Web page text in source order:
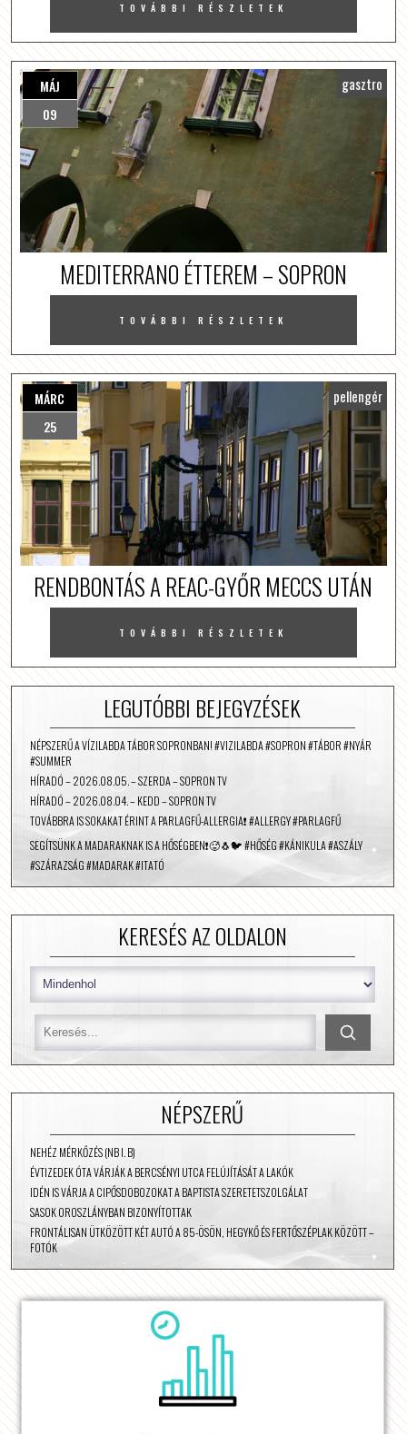
TOVÁBBI RÉSZLETEK
MÁJ
09
gasztro
MEDITERRANO ÉTTEREM – SOPRON
TOVÁBBI RÉSZLETEK
MÁRC
25
pellengér
RENDBONTÁS A REAC-GYŐR MECCS UTÁN
TOVÁBBI RÉSZLETEK
LEGUTÓBBI BEJEGYZÉSEK
NÉPSZERŰ A VÍZILABDA TÁBOR SOPRONBAN! #VIZILABDA #SOPRON #TÁBOR #NYÁR
#SUMMER
HÍRADÓ – 2026.08.05. – SZERDA – SOPRON TV
HÍRADÓ – 2026.08.04. – KEDD – SOPRON TV
TOVÁBBRA IS SOKAKAT ÉRINT A PARLAGFŰ-ALLERGIA❗️ #ALLERGY #PARLAGFŰ
SEGÍTSÜNK A MADARAKNAK IS A HŐSÉGBEN❗️🥵🐧🐦 #HŐSÉG #KÁNIKULA #ASZÁLY
#SZÁRAZSÁG #MADARAK #ITATÓ
KERESÉS AZ OLDALON
NÉPSZERŰ
NEHÉZ MÉRKŐZÉS (NB I. B)
ÉVTIZEDEK ÓTA VÁRJÁK A BERCSÉNYI UTCA FELÚJÍTÁSÁT A LAKÓK
IDÉN IS VÁRJA A CIPŐSDOBOZOKAT A BAPTISTA SZERETETSZOLGÁLAT
SASOK OROSZLÁNYBAN BIZONYÍTOTTAK
FRONTÁLISAN ÜTKÖZÖTT KÉT AUTÓ A 85-ÖSÖN, HEGYKŐ ÉS FERTŐSZÉPLAK KÖZÖTT –
FOTÓK